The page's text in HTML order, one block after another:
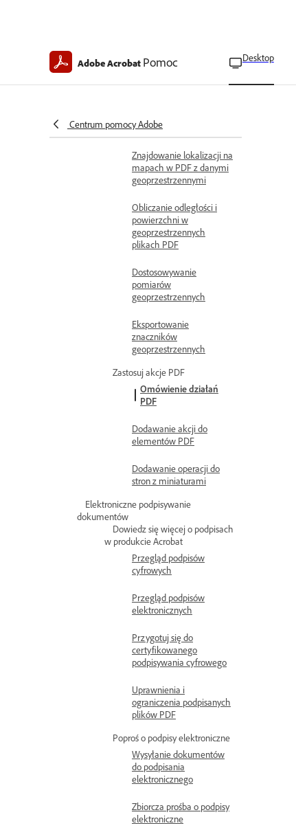
Adobe Acrobat Pomoc Desktop
Centrum pomocy Adobe
zawierających dane
plików PDF
Znajdowanie lokalizacji na
mapach w PDF z danymi
geoprzestrzennymi
Obliczanie odległości i
powierzchni w
geoprzestrzennych
plikach PDF
Dostosowywanie
pomiarów
geoprzestrzennych
Eksportowanie
znaczników
geoprzestrzennych
Zastosuj akcje PDF
Omówienie działań
PDF
Dodawanie akcji do
elementów PDF
Dodawanie operacji do
stron z miniaturami
Elektroniczne podpisywanie
dokumentów
Dowiedz się więcej o podpisach
w produkcie Acrobat
Przegląd podpisów
cyfrowych
Przegląd podpisów
elektronicznych
Przygotuj się do
certyfikowanego
podpisywania cyfrowego
Uprawnienia i
ograniczenia podpisanych
plików PDF
Poproś o podpisy elektroniczne
Wysyłanie dokumentów
do podpisania
elektronicznego
Zbiorcza prośba o podpisy
elektroniczne